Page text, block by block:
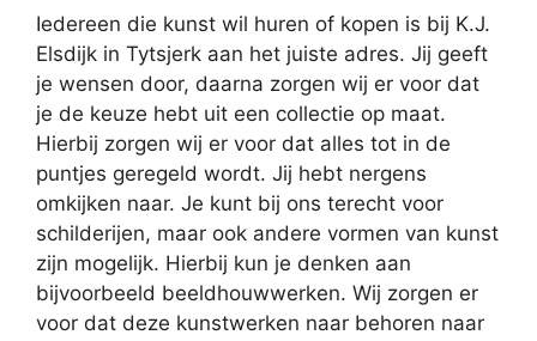
Iedereen die kunst wil huren of kopen is bij K.J.
Elsdijk in Tytsjerk aan het juiste adres. Jij geeft
je wensen door, daarna zorgen wij er voor dat
je de keuze hebt uit een collectie op maat.
Hierbij zorgen wij er voor dat alles tot in de
puntjes geregeld wordt. Jij hebt nergens
omkijken naar. Je kunt bij ons terecht voor
schilderijen, maar ook andere vormen van kunst
zijn mogelijk. Hierbij kun je denken aan
bijvoorbeeld beeldhouwwerken. Wij zorgen er
voor dat deze kunstwerken naar behoren naar